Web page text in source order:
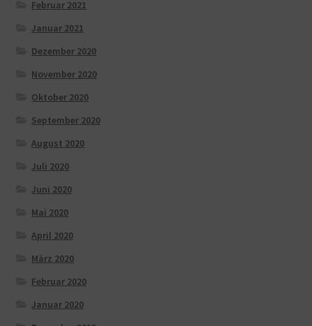
Februar 2021
Januar 2021
Dezember 2020
November 2020
Oktober 2020
September 2020
August 2020
Juli 2020
Juni 2020
Mai 2020
April 2020
März 2020
Februar 2020
Januar 2020